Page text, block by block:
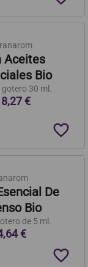
Aceites
Bio
gotero 30 ml.
€
favorite_border
De
Bio
de 5 ml.
€
favorite_border